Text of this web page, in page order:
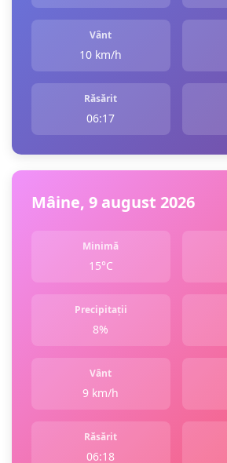
Vânt
10 km/h
Răsărit
06:17
Mâine, 9 august 2026
Minimă
15°C
Precipitații
8%
Vânt
9 km/h
Răsărit
06:18